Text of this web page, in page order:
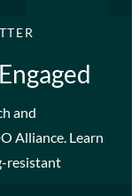
and
Alliance. Learn
resistant